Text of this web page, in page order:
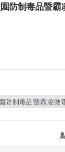
防制毒品暨
防制毒品暨霸凌